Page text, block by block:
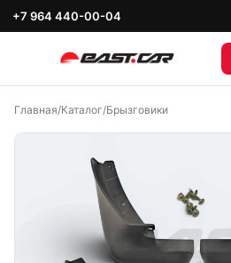
+7 964 440-00-04
Главная/Каталог/Брызговики